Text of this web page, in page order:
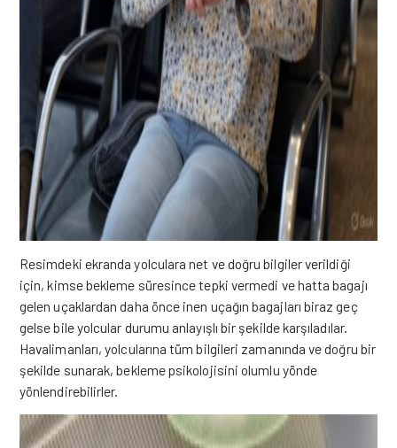
Resimdeki ekranda yolculara net ve doğru bilgiler verildiği
için, kimse bekleme süresince tepki vermedi ve hatta bagajı
gelen uçaklardan daha önce inen uçağın bagajları biraz geç
gelse bile yolcular durumu anlayışlı bir şekilde karşıladılar.
Havalimanları, yolcularına tüm bilgileri zamanında ve doğru bir
şekilde sunarak, bekleme psikolojisini olumlu yönde
yönlendirebilirler.